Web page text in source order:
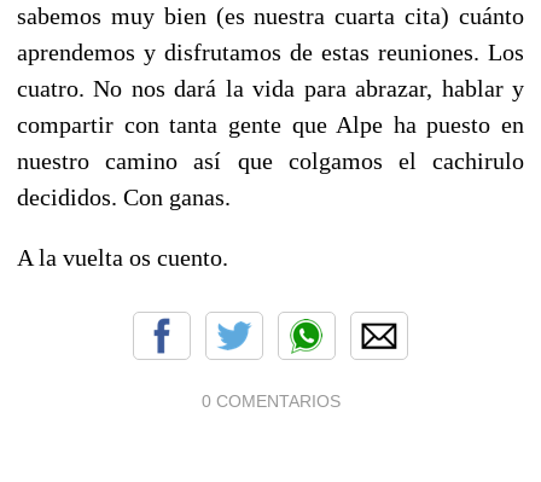
sabemos muy bien (es nuestra cuarta cita) cuánto
aprendemos y disfrutamos de estas reuniones. Los
cuatro. No nos dará la vida para abrazar, hablar y
compartir con tanta gente que Alpe ha puesto en
nuestro camino así que colgamos el cachirulo
decididos. Con ganas.
A la vuelta os cuento.
0 COMENTARIOS